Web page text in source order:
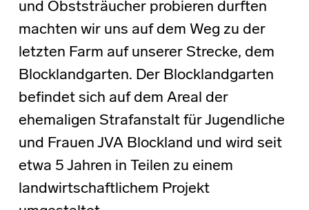
und Obststräucher probieren durften
machten wir uns auf dem Weg zu der
letzten Farm auf unserer Strecke, dem
Blocklandgarten. Der Blocklandgarten
befindet sich auf dem Areal der
ehemaligen Strafanstalt für Jugendliche
und Frauen JVA Blockland und wird seit
etwa 5 Jahren in Teilen zu einem
landwirtschaftlichem Projekt